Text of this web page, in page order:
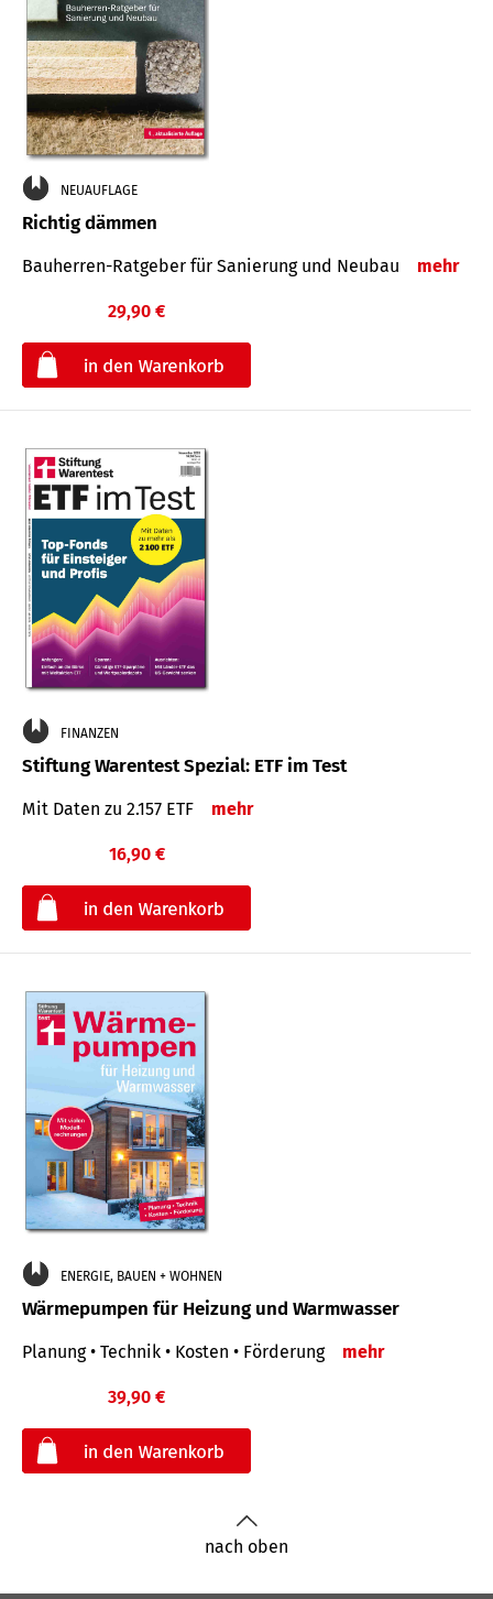
NEUAUFLAGE
Richtig dämmen
Bauherren-Ratgeber für Sanierung und Neubau mehr
29,90 €
FINANZEN
Stiftung Warentest Spezial: ETF im Test
Mit Daten zu 2.157 ETF mehr
16,90 €
ENERGIE, BAUEN + WOHNEN
Wärmepumpen für Heizung und Warmwasser
Planung • Technik • Kosten • Förderung mehr
39,90 €
nach oben